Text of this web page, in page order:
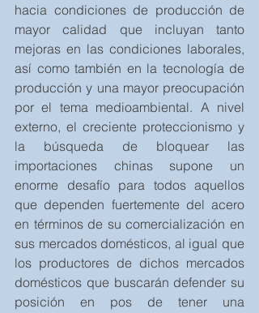
hacia condiciones de producción de
mayor calidad que incluyan tanto
mejoras en las condiciones laborales,
así como también en la tecnología de
producción y una mayor preocupación
por el tema medioambiental. A nivel
externo, el creciente proteccionismo y
la búsqueda de bloquear las
importaciones chinas supone un
enorme desafío para todos aquellos
que dependen fuertemente del acero
en términos de su comercialización en
sus mercados domésticos, al igual que
los productores de dichos mercados
domésticos que buscarán defender su
posición en pos de tener una